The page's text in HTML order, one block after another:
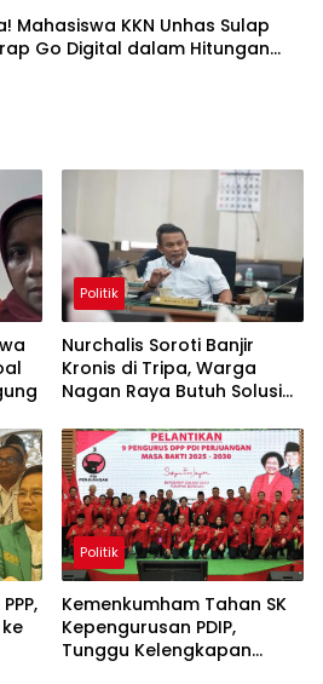
Mahasiswa KKN Unhas Sulap
Go Digital dalam Hitungan
Politik
Nurchalis Soroti Banjir
Kronis di Tripa, Warga
Nagan Raya Butuh Solusi
Politik
Kemenkumham Tahan SK
Kepengurusan PDIP,
Tunggu Kelengkapan